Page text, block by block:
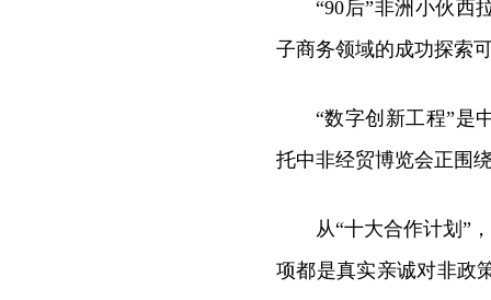
“90后”非洲小伙西
子商务领域的成功探索
“数字创新工程”是
托中非经贸博览会正围
从“十大合作计划”
项都是真实亲诚对非政